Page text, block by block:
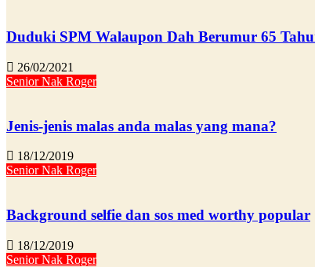
Duduki SPM Walaupon Dah Berumur 65
26/02/2021
Senior Nak Roger
Jenis-jenis malas anda malas yang mana?
18/12/2019
Senior Nak Roger
Background selfie dan sos med worthy popular
18/12/2019
Senior Nak Roger